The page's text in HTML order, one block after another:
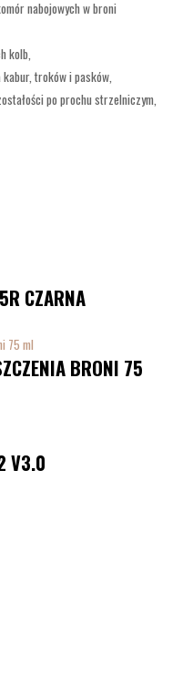
nabojowych w broni
kolb,
troków i pasków,
po prochu strzelniczym,
CZARNA
BRONI 75
V3.0